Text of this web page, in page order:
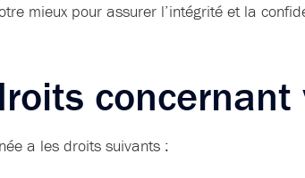
mieux pour assurer l’intégrité et la
a les droits suivants :